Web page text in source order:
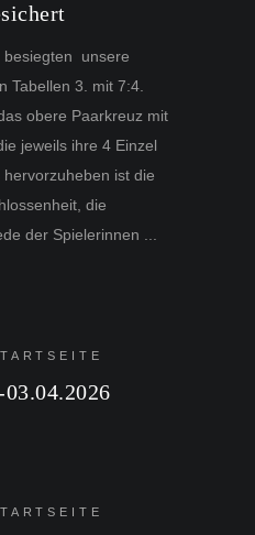
besiegten unsere
Tabellen 3. mit 7:4.
obere Paarkreuz mit
jeweils ihre 4 Einzel
ist die
die
der Spielerinnen